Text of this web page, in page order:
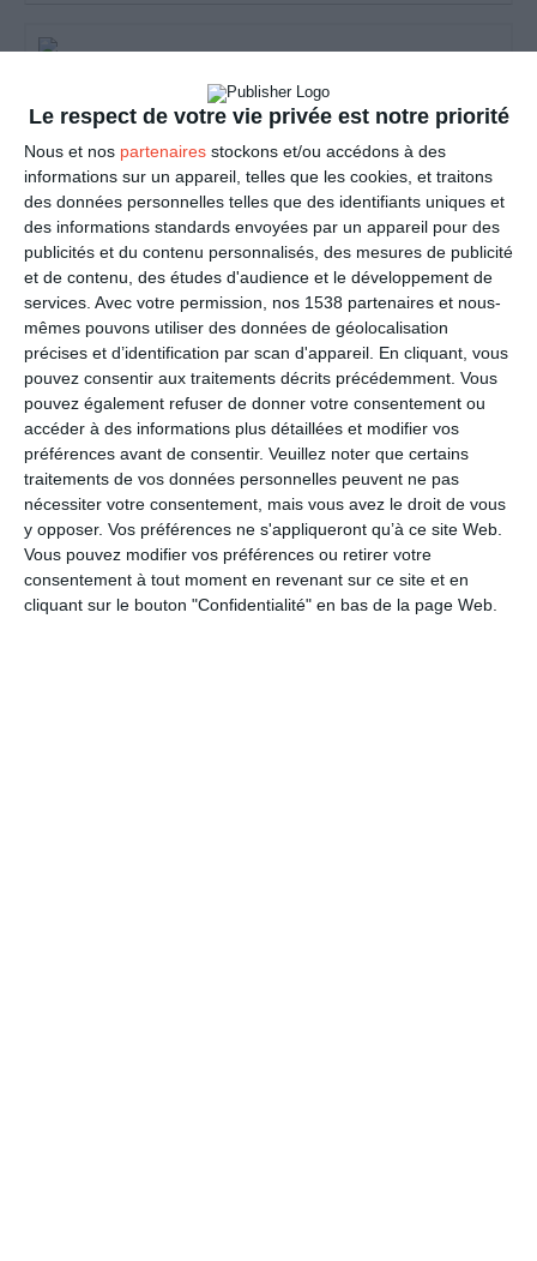
Le respect de votre vie privée est notre priorité
Nous et nos partenaires stockons et/ou accédons à des
informations sur un appareil, telles que les cookies, et traitons
des données personnelles telles que des identifiants uniques et
des informations standards envoyées par un appareil pour des
publicités et du contenu personnalisés, des mesures de publicité
et de contenu, des études d'audience et le développement de
services. Avec votre permission, nos 1538 partenaires et nous-
mêmes pouvons utiliser des données de géolocalisation
précises et d’identification par scan d'appareil. En cliquant, vous
pouvez consentir aux traitements décrits précédemment. Vous
pouvez également refuser de donner votre consentement ou
accéder à des informations plus détaillées et modifier vos
préférences avant de consentir. Veuillez noter que certains
traitements de vos données personnelles peuvent ne pas
nécessiter votre consentement, mais vous avez le droit de vous
y opposer. Vos préférences ne s'appliqueront qu’à ce site Web.
Vous pouvez modifier vos préférences ou retirer votre
consentement à tout moment en revenant sur ce site et en
cliquant sur le bouton "Confidentialité" en bas de la page Web.
Signe astrologique Lion
Cancer, 22 juin-22 juillet
Carte signe astrologique Cancer
Balance, 23 septembre-22 octobre
Carte signe astrologique Balance